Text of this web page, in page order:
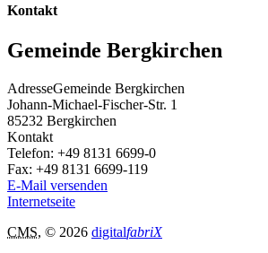
Kontakt
Gemeinde Bergkirchen
AdresseGemeinde Bergkirchen
Johann-Michael-Fischer-Str. 1
85232 Bergkirchen
Kontakt
Telefon: +49 8131 6699-0
Fax: +49 8131 6699-119
E-Mail versenden
Internetseite
CMS, © 2026 digitalfabriX